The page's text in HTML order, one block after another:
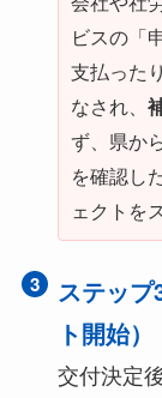
ビスの「
支払った
なされ、
ず、県か
を確認し
ェクトを
3
ステップ
ト開始）
交付決定